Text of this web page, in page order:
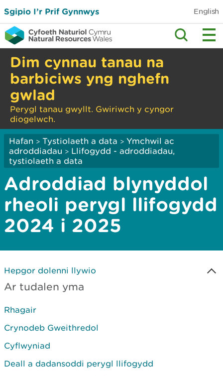
Sgipio I’r Prif Gynnwys English
Dim cynnau tanau na
barbiciws yng nghefn
gwlad
Perygl tanau gwyllt. Gwiriwch y cyngor
diogelwch.
Hafan > Tystiolaeth a data > Ymchwil ac
adroddiadau > Llifogydd - adroddiadau,
tystiolaeth a data
Adroddiad blynyddol
rheoli perygl llifogydd
2024 i 2025
Hepgor dolenni llywio
Ar tudalen yma
Rhagair
Crynodeb Gweithredol
Cyflwyniad
Deall a dadansoddi perygl llifogydd